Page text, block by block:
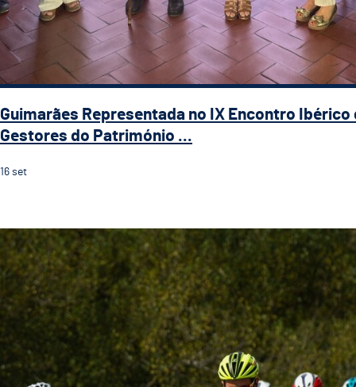
Guimarães Representada no IX Encontro Ibérico
Gestores do Património ...
16 set
Guimarães recebe a 5.ª etapa do 33.º Grande